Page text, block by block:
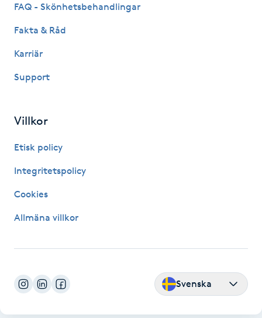
Klippning ungdom
Kosmetisk tatuering
Kroppspeeling
Laserbehandling
Lashlift Keratin
FAQ - Skönhetsbehandlingar
Fakta & Råd
Karriär
Support
Villkor
Etisk policy
Integritetspolicy
Cookies
Allmäna villkor
Svenska